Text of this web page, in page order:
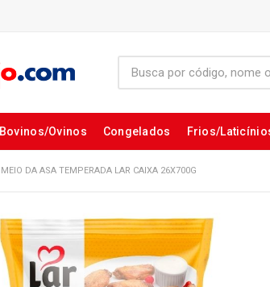
Bovinos/Ovinos Congelados Frios/
MEIO DA ASA TEMPERADA LAR CAIXA 26X700G